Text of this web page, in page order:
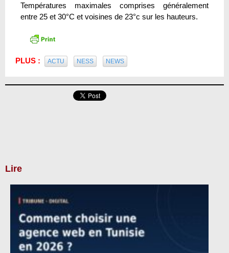
Températures maximales comprises généralement
entre 25 et 30°C et voisines de 23°c sur les hauteurs.
PLUS : ACTU NESS NEWS
Lire